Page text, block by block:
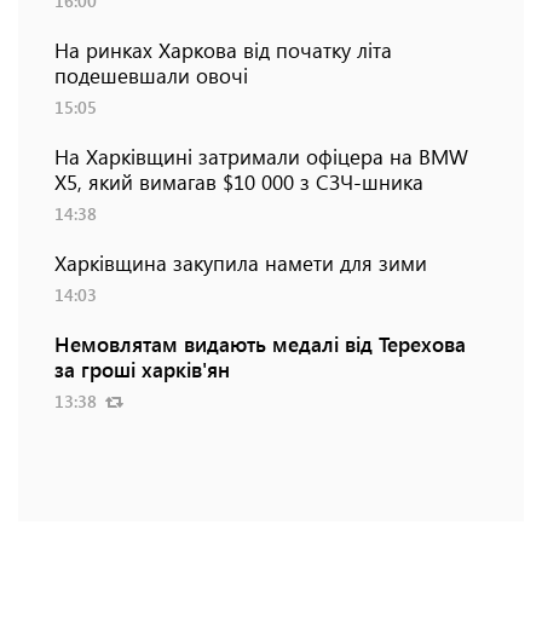
На ринках Харкова від початку літа
подешевшали овочі
15:05
На Харківщині затримали офіцера на BMW
Х5, який вимагав $10 000 з СЗЧ-шника
14:38
Харківщина закупила намети для зими
14:03
Немовлятам видають медалі від Терехова
за гроші харків'ян
13:38